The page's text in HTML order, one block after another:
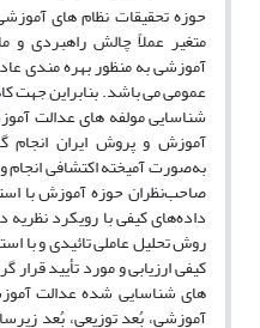
حوزه تحقیقات نظام های
متغیر عملاً چالش راهبردی و
آموزشی به منظور بهره مندی
عمومی می باشد. بنابراین جهت
شناسایی مولفه های عدالت
آموزش و پروش ایران
داده‌های کیفی با رویکرد
کیفی ارزیابی و مورد تأیید
های شناسایی شده عدالت
آموزشی، بُعد توزیعی، بُعد